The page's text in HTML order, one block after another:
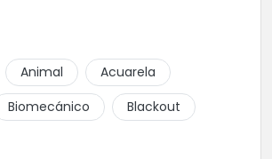
Animal
Acuarela
Biomecánico
Blackout